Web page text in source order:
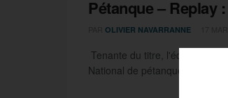
Pétanque – Replay
OLIVIER NAVARRANNE
Tenante du titre, l'équipe de
National de pétanque de